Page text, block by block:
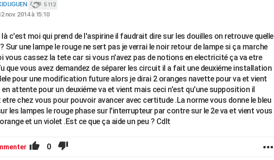
5 112
nov. 2014 à 15:10
c'est moi qui prend de l'aspirine il faudrait dire sur les douilles on retrouve quelle
Sur une lampe le rouge ne sert pas je verrai le noir retour de lampe si ça marche
vous cassez la tete car si vous n'avez pas de notions en electricité ça va etre
que vous avez demandez de séparer les circuit il a fait une deuxiéme installation
pour une modification future alors je dirai 2 oranges navette pour va et vient
attente pour un deuxiéme va et vient mais ceci n'est qu'une supposition il
chez vous pour pouvoir avancer avec certitude .La norme vous donne le bleu
les lampes le rouge phase sur l'interrupteur par contre sur le 2e va et vient vous
et un violet .Est ce que ça aide un peu ? Cdlt
0